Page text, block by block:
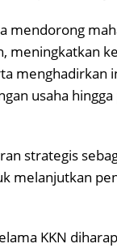
mendorong
meningkatkan
menghadirkan
usaha
strategis
melanjutkan
KKN